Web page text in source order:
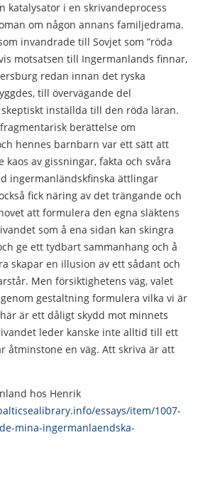
katalysator i en skrivandeprocess
om någon annans familjedrama.
invandrade till Sovjet som ”röda
motsatsen till Ingermanlands finnar,
redan innan det ryska
till övervägande del
inställda till den röda läran.
berättelse om
hennes barnbarn var ett sätt att
av gissningar, fakta och svåra
ingermanländskfinska ättlingar
fick näring av det trängande och
att formulera den egna släktens
som å ena sidan kan skingra
ge ett tydbart sammanhang och å
skapar en illusion av ett sådant och
Men försiktighetens väg, valet
gestaltning formulera vilka vi är
är ett dåligt skydd mot minnets
leder kanske inte alltid till ett
åtminstone en väg. Att skriva är att
hos Henrik
essays/item/1007-
mina-ingermanlaendska-